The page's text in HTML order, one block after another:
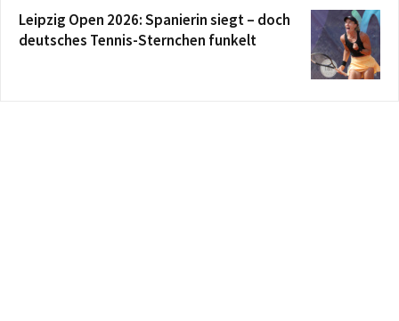
Leipzig Open 2026: Spanierin siegt – doch
deutsches Tennis-Sternchen funkelt